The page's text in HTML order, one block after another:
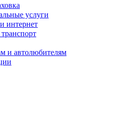
услуги
интернет
и автолюбителям